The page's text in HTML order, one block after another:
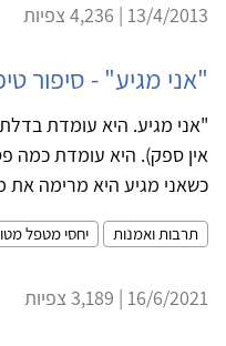
13/4/2013 | 4,236 צפיות
"אני מגיע" - סיפור
"אני מגיע. היא עומדת
אין ספק). היא עומדת כמה
כשאני מגיע היא מרימה את
תרבות ואמנות יחסי מטפל
16/6/2021 | 3,189 צפיות